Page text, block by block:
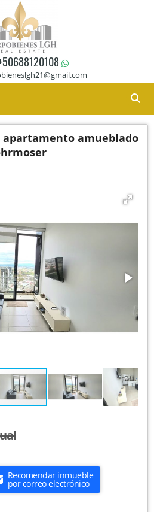
amueblado
Recomendar inmueble
por correo electrónico